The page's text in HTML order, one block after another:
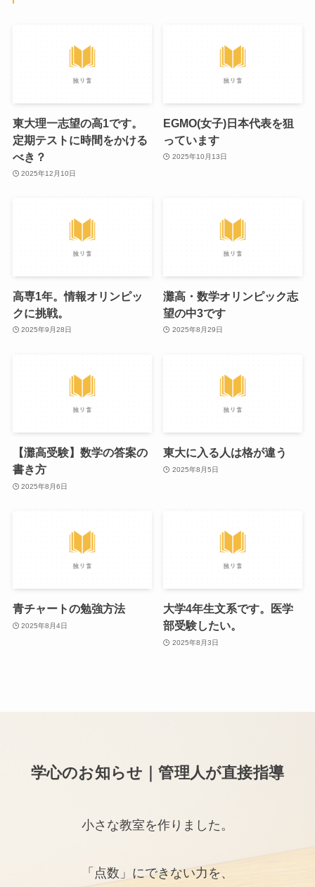
東大理一志望の高1です。
定期テストに時間をかける
べき？
2025年12月10日
EGMO(女子)日本代表を狙
っています
2025年10月13日
高専1年。情報オリンピッ
クに挑戦。
2025年9月28日
灘高・数学オリンピック志
望の中3です
2025年8月29日
【灘高受験】数学の答案の
書き方
2025年8月6日
東大に入る人は格が違う
2025年8月5日
青チャートの勉強方法
2025年8月4日
大学4年生文系です。医学
部受験したい。
2025年8月3日
学心のお知らせ｜管理人が直接指導
小さな教室を作りました。
「点数」にできない力を、